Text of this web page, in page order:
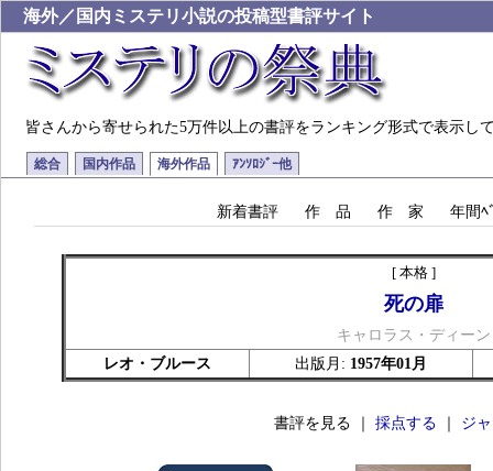
海外／国内ミステリ小説の投稿型書評サイト
皆さんから寄せられた5万件以上の書評をランキング形式で表示し
総合 国内作品 海外作品 ｱﾝｿﾛｼﾞｰ他
新着書評 作 品 作 家 年間ﾍ
[ 本格 ]
死の扉
キャロラス・ディーン
レオ・ブルース
出版月: 1957年01月
書評を見る ｜ 採点する ジ